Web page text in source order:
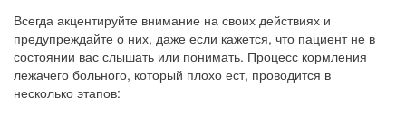
Всегда акцентируйте внимание на своих действиях и
предупреждайте о них, даже если кажется, что пациент не в
состоянии вас слышать или понимать. Процесс кормления
лежачего больного, который плохо ест, проводится в
несколько этапов: